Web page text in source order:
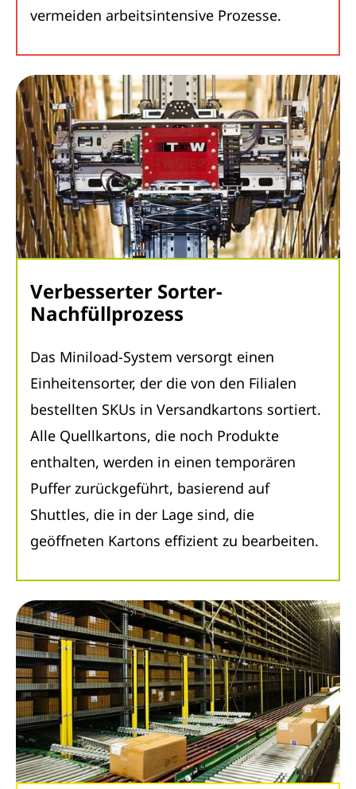
vermeiden arbeitsintensive Prozesse.
Verbesserter Sorter-
Nachfüllprozess
Das Miniload-System versorgt einen
Einheitensorter, der die von den Filialen
bestellten SKUs in Versandkartons sortiert.
Alle Quellkartons, die noch Produkte
enthalten, werden in einen temporären
Puffer zurückgeführt, basierend auf
Shuttles, die in der Lage sind, die
geöffneten Kartons effizient zu bearbeiten.